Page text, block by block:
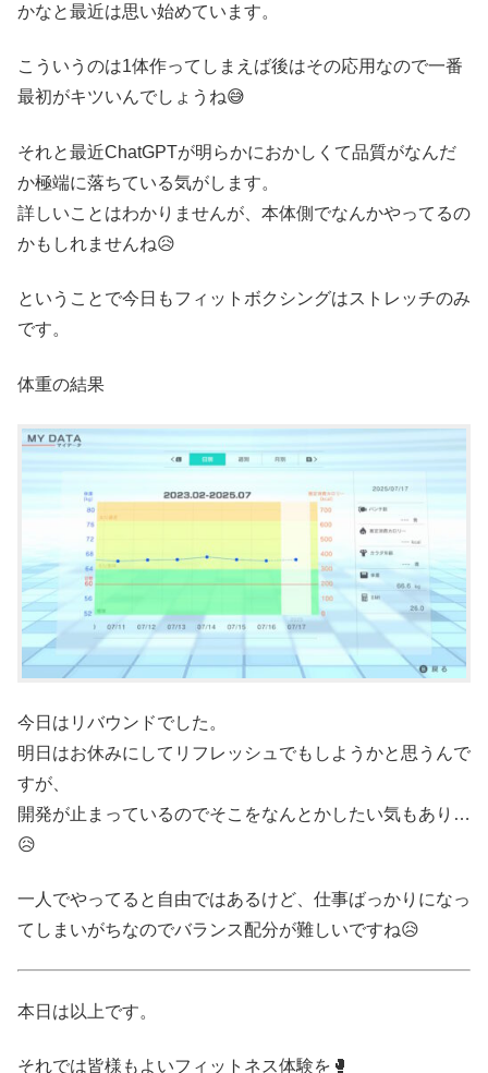
かなと最近は思い始めています。
こういうのは1体作ってしまえば後はその応用なので一番
最初がキツいんでしょうね😅
それと最近ChatGPTが明らかにおかしくて品質がなんだ
か極端に落ちている気がします。
詳しいことはわかりませんが、本体側でなんかやってるの
かもしれませんね😥
ということで今日もフィットボクシングはストレッチのみ
です。
体重の結果
今日はリバウンドでした。
明日はお休みにしてリフレッシュでもしようかと思うんで
すが、
開発が止まっているのでそこをなんとかしたい気もあり…
😥
一人でやってると自由ではあるけど、仕事ばっかりになっ
てしまいがちなのでバランス配分が難しいですね😥
本日は以上です。
それでは皆様もよいフィットネス体験を🥊